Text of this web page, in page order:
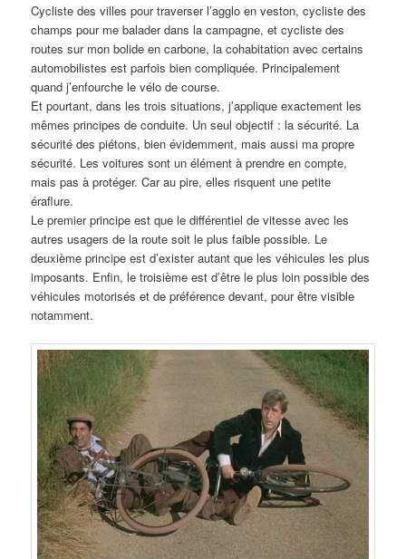
Cycliste des villes pour traverser l’agglo en veston, cycliste des
champs pour me balader dans la campagne, et cycliste des
routes sur mon bolide en carbone, la cohabitation avec certains
automobilistes est parfois bien compliquée. Principalement
quand j’enfourche le vélo de course.
Et pourtant, dans les trois situations, j’applique exactement les
mêmes principes de conduite. Un seul objectif : la sécurité. La
sécurité des piétons, bien évidemment, mais aussi ma propre
sécurité. Les voitures sont un élément à prendre en compte,
mais pas à protéger. Car au pire, elles risquent une petite
éraflure.
Le premier principe est que le différentiel de vitesse avec les
autres usagers de la route soit le plus faible possible. Le
deuxième principe est d’exister autant que les véhicules les plus
imposants. Enfin, le troisième est d’être le plus loin possible des
véhicules motorisés et de préférence devant, pour être visible
notamment.